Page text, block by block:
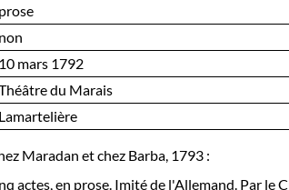
prose
non
10 mars 1792
du Marais
Lamartelière
Maradan et chez Barba, 1793 :
actes, en prose. Imité de l'Allemand. Par le